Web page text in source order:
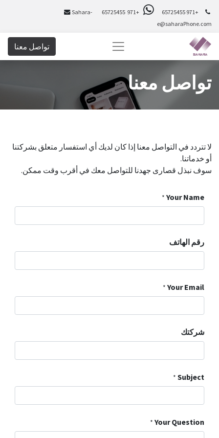
+971 65725455
+971 65725455
Sahara-
e@saharaPhone.com
تواصل معنا
تواصل معنا
لا تتردد في التواصل معنا إذا كان لديك أي استفسار متعلق بشركتنا
أو خدماتنا.
سوف نبذل قصارى جهدنا للتواصل معك في أقرب وقت ممكن.
Your Name
*
رقم الهاتف
Your Email
*
شركتك
Subject
*
Your Question
*